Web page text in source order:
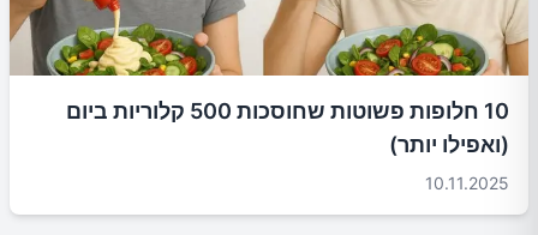
10 חלופות פשוטות שחוסכות 500 קלוריות ביום
(ואפילו יותר)
10.11.2025